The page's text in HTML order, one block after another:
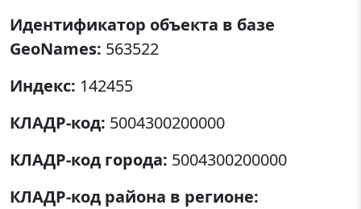
Идентификатор объекта в базе
GeoNames: 563522
Индекс: 142455
КЛАДР-код: 5004300200000
КЛАДР-код города: 5004300200000
КЛАДР-код района в регионе: